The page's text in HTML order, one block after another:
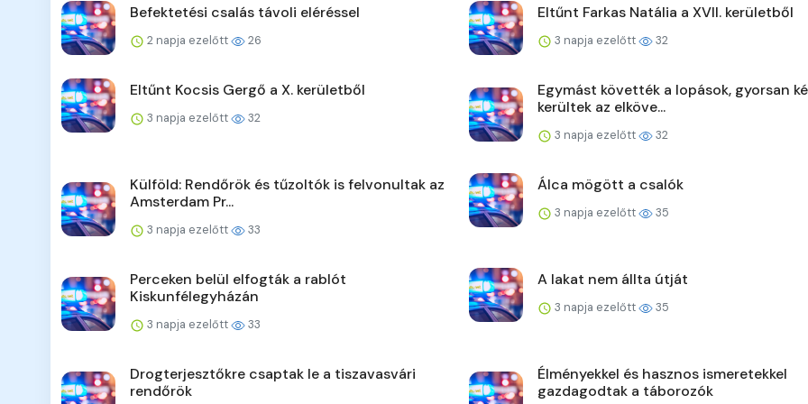
Befektetési csalás távoli eléréssel
2 napja ezelőtt 26
Eltűnt Farkas Natália a XVII. kerületből
3 napja ezelőtt 32
Eltűnt Kocsis Gergő a X. kerületből
3 napja ezelőtt 32
Egymást követték a lopások, gyorsan
kerültek az elköve...
3 napja ezelőtt 32
Külföld: Rendőrök és tűzoltók is felvonultak az
Amsterdam Pr...
3 napja ezelőtt 33
Álca mögött a csalók
3 napja ezelőtt 35
Perceken belül elfogták a rablót
Kiskunfélegyházán
3 napja ezelőtt 33
A lakat nem állta útját
3 napja ezelőtt 35
Drogterjesztőkre csaptak le a tiszavasvári
rendőrök
Élményekkel és hasznos ismeretekkel
gazdagodtak a táborozók